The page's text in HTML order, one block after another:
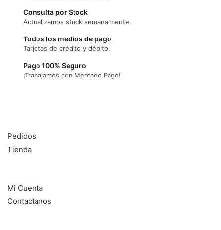
Consulta por Stock
Actualizamos stock semanalmente.
Todos los medios de pago
Tarjetas de crédito y débito.
Pago 100% Seguro
¡Trabajamos con Mercado Pago!
Pedidos
Tienda
Mi Cuenta
Contactanos